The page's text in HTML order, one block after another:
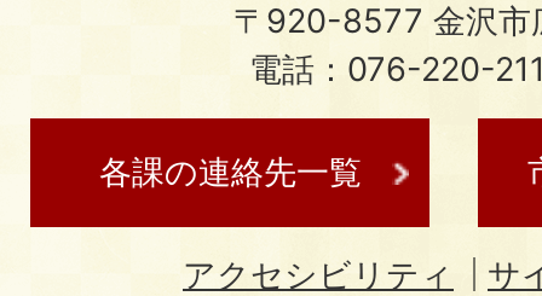
〒920-8577 金沢市
電話：076-220-
各課の連絡先一覧
アクセシビリティ
サ